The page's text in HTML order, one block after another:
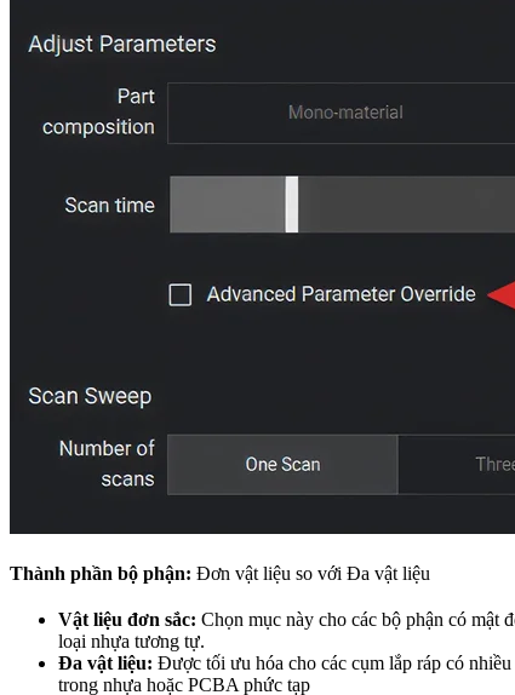
Thành phần bộ phận: Đơn vật liệu so với Đa vật liệu
Vật liệu đơn sắc: Chọn mục này cho các bộ phận có mật
loại nhựa tương tự.
Đa vật liệu: Được tối ưu hóa cho các cụm lắp ráp có
trong nhựa hoặc PCBA phức tạp